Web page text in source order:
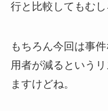
行と比較してもむし
もちろん今回は事
用者が減るという
ますけどね。